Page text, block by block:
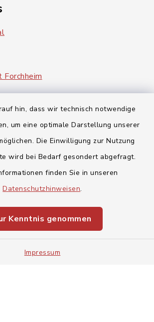
hin, dass wir technisch notwendige
um eine optimale Darstellung unserer
Die Einwilligung zur Nutzung
wird bei Bedarf gesondert abgefragt.
finden Sie in unseren
Datenschutzhinweisen.
Kenntnis genommen
Impressum
Forchheim
Barrierefreiheit
Impressum
Sitemap